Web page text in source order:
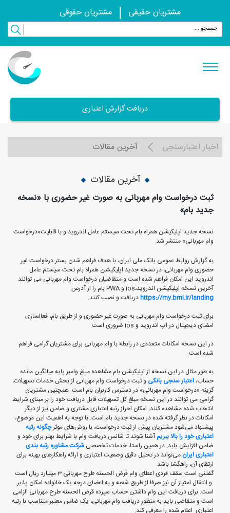
مشتریان حقیقی مشتریان حقوقی
دریافت گزارش اعتباری
اخبار اعتبارسنجی آخرین مقالات
آخرین مقالات
ثبت درخواست وام مهربانی به صورت غیر حضوری با «نسخه
جدید بام»
نسخه جدید اپلیکیشن همراه بام تحت سیستم عامل اندروید و با قابلیت«درخواست
وام مهربانی» منتشر شد.
به گزارش روابط عمومی بانک ملی ایران، با هدف فراهم شدن بستر درخواست غیر
حضوری وام مهربانی، در نسخه جدید اپلیکیشن همراه بام تحت سیستم عامل
اندروید این امکان فراهم شده است و متقاضیان درخواست وام مهربانی می توانند
آخرین نسخه اپلیکیشن اندروید،ios و PWA بام را از آدرس
https://my.bmi.ir/landingدریافت و نصب کنند.
برای ثبت درخواست وام مهربانی به صورت غیر حضوری و از طریق بام، فعالسازی
امضای دیجیتال در اپ اندروید و ios ضروری است.
در این نسخه امکانات متعددی در رابطه با وام مهربانی برای مشتریان گرامی فراهم
شده است.
به طور مثال در این نسخه از اپلیکیشن بام مشاهده مبلغ وامبر پایه میانگین مانده
حساب، اعتبار سنجی بانکی و ثبت درخواست وام مهربانی از بخش خدمات تسهیلات،
گزینه «درخواست وام مهربانی» در دسترس کاربران بام است. همچنین مشتریان
گرامی می توانند در این نسخه مبلغ کل تسهیلات قابل دریافت خود را بر مبنای شرایط
انتخاب شده مشاهده کنند. امکان احراز رتبه اعتباری مشتری و ضامن نیز از دیگر
امکانات در نظر گرفته شده در نسخه جدید بام است. با توجه به اهمیت این موضوع،
پیشنهاد می‌شود مشتریان پیش از ثبت درخواست، با روش‌های موثر ‌‌چگونه رتبه
اعتباری خود را بالا ببریم‌‌آشنا شوند تا شانس دریافت وام با شرایط بهتر برای خود و
ضامن افزایش یابد. در همین راستا، خدمات تخصصی ‌ شرکت مشاوره رتبه بندی
اعتباری ایران می‌تواند در تحلیل دقیق وضعیت اعتباری و ارائه راهکارهای بهینه برای
ارتقای آن، راهگشا باشد.
گفتنی است سقف فردی اعطای وام قرض الحسنه طرح مهربانی 3 میلیارد ریال است
و انتقال امتیاز آن نیز صرفا از طریق شعبه و به اعضای درجه یک خانواده امکان پذیر
است. برای دریافت این وام داشتن حساب سپرده قرض الحسنه طرح مهربانی الزامی
است و متقاضی باید به منظور دریافت وام مهربانی، یک ضامن معتبر متناسب با رتبه
اعتباری اعلام شده را معرفی کند.